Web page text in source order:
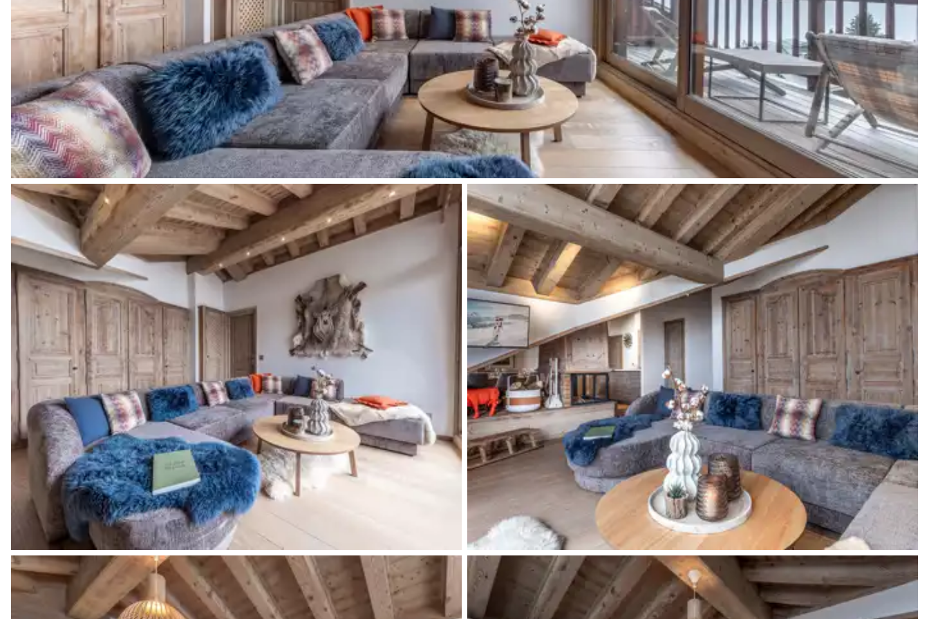
Vasque double
Chambre 2 (en-suite)
Vue sur les montagnes
Lit double inséparable
160x200
Balcon
Salle de bain 2
Attenante
Douche
Vasque simple
Chambre 3 (en-suite)
Vue sur les montagnes
Lit double inséparable
160x200
Balcon
Salle de bain 3
Attenante
Douche
WC
Vasque simple
Chambre 4
Vue sur les montagnes
Lit double inséparable